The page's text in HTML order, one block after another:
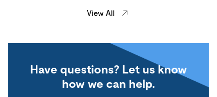
View All
Have questions? Let us know
how we can help.